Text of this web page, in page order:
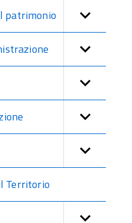
patrimonio
Territorio